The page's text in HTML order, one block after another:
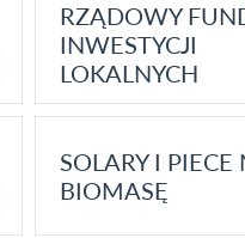
RZĄDOWY
INWESTYCJI
LOKALNYCH
SOLARY I PIECE
BIOMASĘ